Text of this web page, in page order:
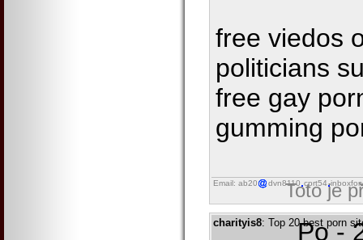
free viedos
politicians
free gay
gumming
Email: ab20 dvn8110 cprt54
Toto je
charityis8: Top 20 best porn
Po -